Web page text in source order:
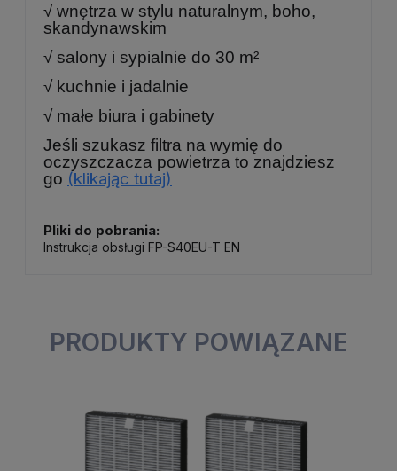
√ wnętrza w stylu naturalnym, boho,
skandynawskim
√ salony i sypialnie do 30 m²
√ kuchnie i jadalnie
√ małe biura i gabinety
Jeśli szukasz filtra na wymię do
oczyszczacza powietrza to znajdziesz
go (klikając tutaj)
SHARP FP-S40EU-W.
Plasmacluster.
Pliki do pobrania:
Instrukcja obsługi FP-S40EU-T EN
Mały i wydajny
oczyszczacz
powietrza SHARP FP-
S40EU-W.
Wydajny oczyszczacz
powietrza do 30m2 z
jonizacją
Plasmacluster.
PRODUKTY POWIĄZANE